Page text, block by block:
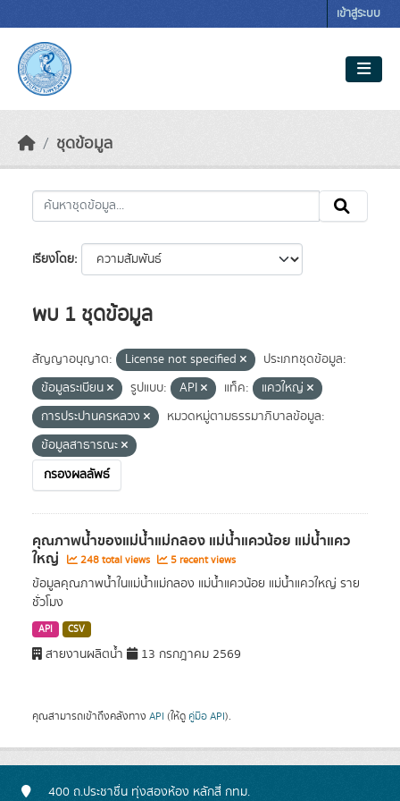
เข้าสู่ระบบ
ชุดข้อมูล
เรียงโดย
พบ 1 ชุดข้อมูล
สัญญาอนุญาต: License not specified
ประเภทชุดข้อมูล:
ข้อมูลระเบียน
รูปแบบ: API แท็ค:
แควใหญ่
การประปานครหลวง
หมวดหมู่ตามธรรมาภิบาลข้อมูล:
ข้อมูลสาธารณะ
กรองผลลัพธ์
คุณภาพน้ำของแม่น้ำแม่กลอง แม่น้ำแควน้อย แม่น้ำแคว
ใหญ่ 248 total views 5 recent views
ข้อมูลคุณภาพน้ำในแม่น้ำแม่กลอง แม่น้ำแควน้อย แม่น้ำแควใหญ่ ราย
ชั่วโมง
API CSV
สายงานผลิตน้ำ 13 กรกฎาคม 2569
คุณสามารถเข้าถึงคลังทาง API (ให้ดู คู่มือ API).
400 ถ.ประชาชื่น ทุ่งสองห้อง หลักสี่ กทม.